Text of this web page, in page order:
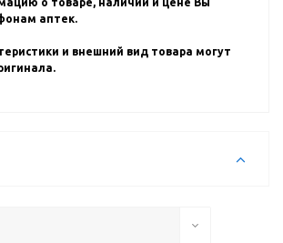
аптек.
и внешний вид товара могут